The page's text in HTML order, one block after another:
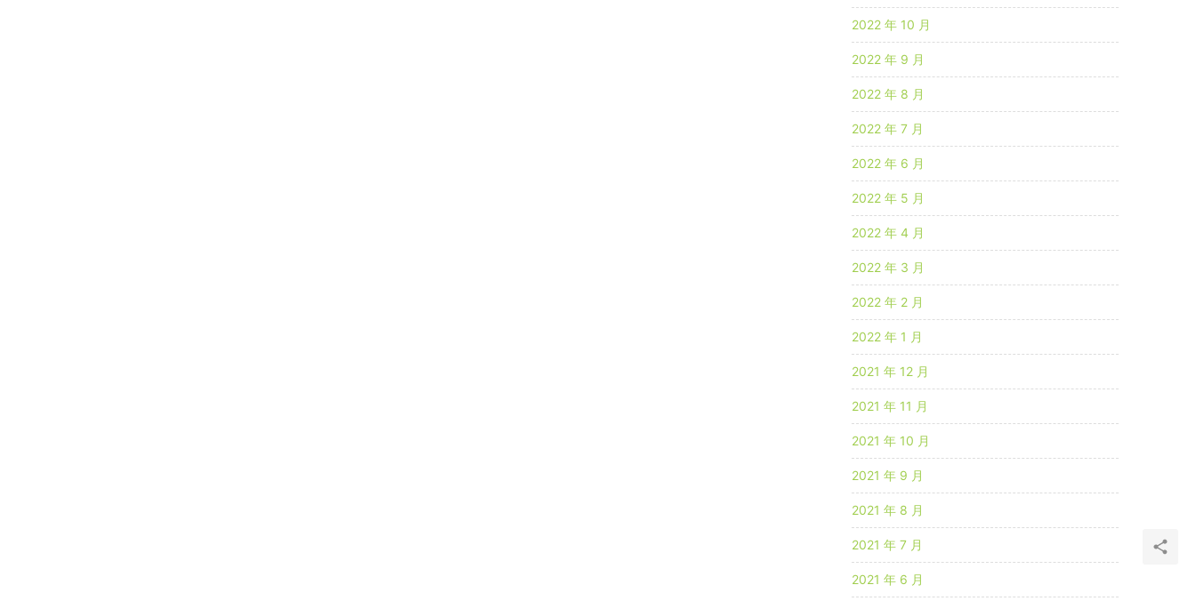
2022 年 10 月
2022 年 9 月
2022 年 8 月
2022 年 7 月
2022 年 6 月
2022 年 5 月
2022 年 4 月
2022 年 3 月
2022 年 2 月
2022 年 1 月
2021 年 12 月
2021 年 11 月
2021 年 10 月
2021 年 9 月
2021 年 8 月
2021 年 7 月
2021 年 6 月